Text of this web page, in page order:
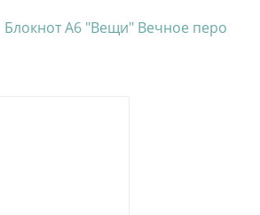
Блокнот А6 "Вещи" Вечное перо